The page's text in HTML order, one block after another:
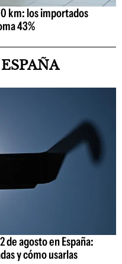
km: los importados
43%
de agosto en España:
y cómo usarlas